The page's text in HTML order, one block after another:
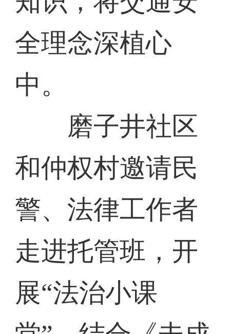
全理念深植心
中。
磨子井社区
和仲权村邀请民
警、法律工作者
走进托管班，开
展“法治小课